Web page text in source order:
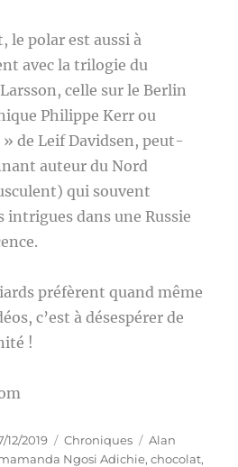
le polar est aussi à
avec la trilogie du
celle sur le Berlin
Philippe Kerr ou
» de Leif Davidsen, peut-
auteur du Nord
qui souvent
intrigues dans une Russie
préfèrent quand même
c’est à désespérer de
!
12/2019 Catégories
Chroniques Étiquettes
Alan
Ngosi Adichie,chocolat,